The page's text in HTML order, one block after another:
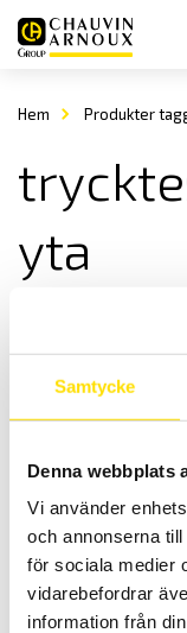
Samtycke
Denna webbplats
Vi använder
och annonserna
för sociala medier
vidarebefordrar
information från
Hem Produkter
yta
Self-
Self-levelling
används